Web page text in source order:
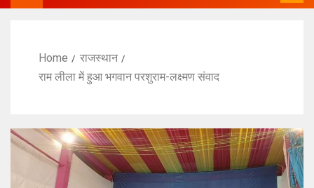
Home
राजस्थान
राम लीला में हुआ भगवान परशुराम-लक्ष्मण संवाद